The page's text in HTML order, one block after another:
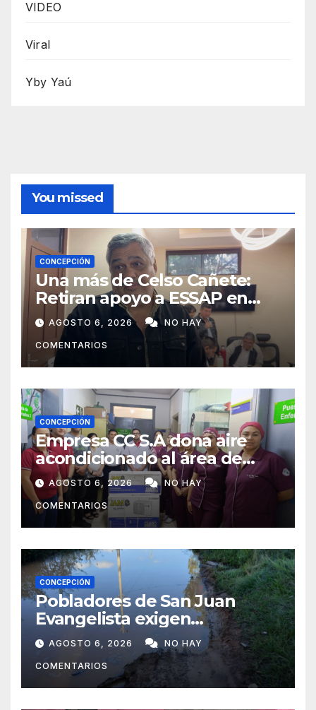
VIDEO
Viral
Yby Yaú
You missed
CONCEPCIÓN
Una más de Celso Cañete:
Retiran apoyo a ESSAP en
Concepción
AGOSTO 6, 2026 NO HAY
COMENTARIOS
CONCEPCIÓN
Empresa CC S.A dona aire
acondicionado al área de
maternidad del IPS de
Concepción
AGOSTO 6, 2026 NO HAY
COMENTARIOS
CONCEPCIÓN
Pobladores de San Juan
Evangelista exigen
reparación urgente de
caminos vecinales
AGOSTO 6, 2026 NO HAY
COMENTARIOS